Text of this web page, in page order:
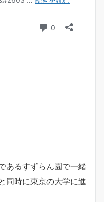
あるすずらん園で一緒
同時に東京の大学に進